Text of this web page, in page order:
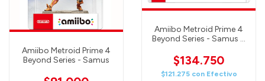
Amiibo Metroid Prime 4
Beyond Series - Samus
Amiibo Metroid Prime 4
Beyond Series - Samus &
$134.750
$121.275 con Efectivo